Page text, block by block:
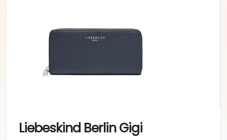
Liebeskind Berlin Gigi